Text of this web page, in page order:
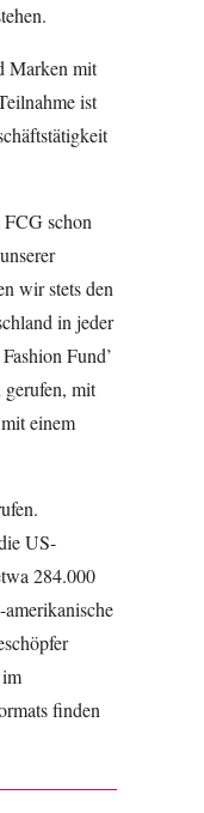
Marken mit
ist
schon
wir stets den
in jeder
Fund’
mit
einem
US-
284.000
finden